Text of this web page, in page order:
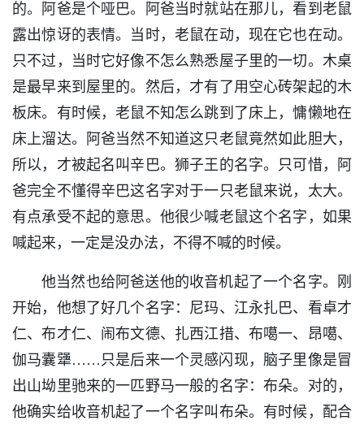
的。阿爸是个哑巴。阿爸当时就站在那儿，看到老鼠
露出惊讶的表情。当时，老鼠在动，现在它也在动。
只不过，当时它好像不怎么熟悉屋子里的一切。木桌
是最早来到屋里的。然后，才有了用空心砖架起的木
板床。有时候，老鼠不知怎么跳到了床上，慵懒地在
床上溜达。阿爸当然不知道这只老鼠竟然如此胆大，
所以，才被起名叫辛巴。狮子王的名字。只可惜，阿
爸完全不懂得辛巴这名字对于一只老鼠来说，太大。
有点承受不起的意思。他很少喊老鼠这个名字，如果
喊起来，一定是没办法，不得不喊的时候。
他当然也给阿爸送他的收音机起了一个名字。刚
开始，他想了好几个名字：尼玛、江永扎巴、看卓才
仁、布才仁、闹布文德、扎西江措、布噶一、昂噶、
伽马囊犟……只是后来一个灵感闪现，脑子里像是冒
出山坳里驰来的一匹野马一般的名字：布朵。对的，
他确实给收音机起了一个名字叫布朵。有时候，配合